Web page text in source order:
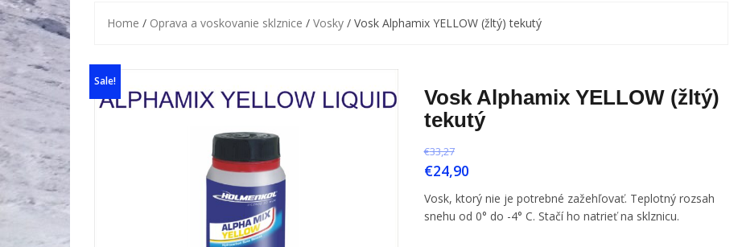
Home / Oprava a voskovanie sklznice / Vosky / Vosk Alphamix YELLOW (žltý) tekutý
Sale!
Vosk Alphamix YELLOW (žltý)
tekutý
€33,27
€24,90
Vosk, ktorý nie je potrebné zažehľovať. Teplotný rozsah
snehu od 0° do -4° C. Stačí ho natrieť na sklznicu.